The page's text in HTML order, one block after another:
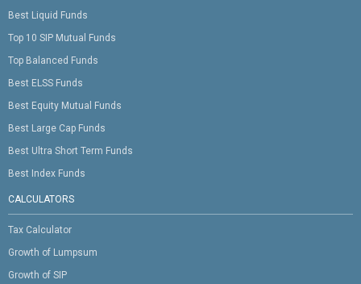
Best Liquid Funds
Top 10 SIP Mutual Funds
Top Balanced Funds
Best ELSS Funds
Best Equity Mutual Funds
Best Large Cap Funds
Best Ultra Short Term Funds
Best Index Funds
CALCULATORS
Tax Calculator
Growth of Lumpsum
Growth of SIP